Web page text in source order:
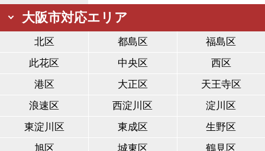
大阪市対応エリア
北区 都島区
福島区
此花区
中央区
西区
港区
大正区
天王寺区
浪速区
西淀川区
淀川区
東淀川区
東成区
生野区
旭区
城東区
鶴見区